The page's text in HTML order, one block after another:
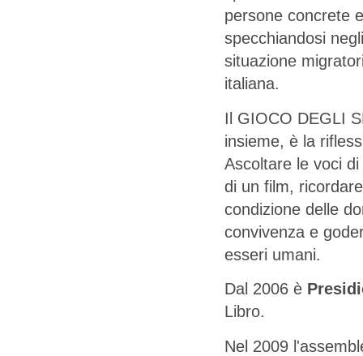
persone concrete
specchiandosi
situazione
italiana.
Il GIOCO DEGLI
insieme, è la
Ascoltare le voci
di un film,
condizione delle
convivenza e
esseri umani.
Dal 2006 è
Libro.
Nel 2009